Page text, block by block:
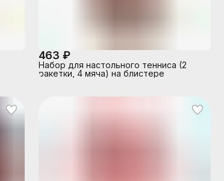
463 ₽
Набор для настольного тенниса (2
ракетки, 4 мяча) на блистере